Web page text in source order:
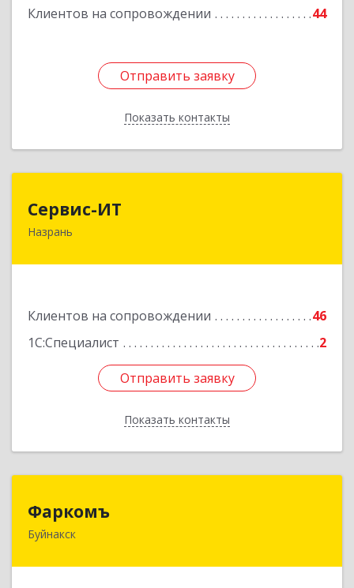
Клиентов на сопровождении 44
Отправить заявку
Показать контакты
Отправить заявку
Назад
Сервис-ИТ
Назрань
Клиентов на сопровождении
46
1С:Специалист
2
Отправить заявку
Показать контакты
Подробнее
Отправить заявку
Назад
Фаркомъ
Буйнакск